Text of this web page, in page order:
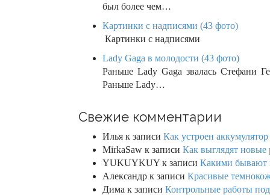
был более чем…
Картинки с надписями (43 фото)
Картинки с надписями
Lady Gaga в молодости (43 фото)
Раньше Lady Gaga звалась Стефани
Раньше Lady…
Свежие комментарии
Илья к записи Как устроен
MirkaSaw к записи Как выглядят новые
YUKUYKUY к записи Какими бывают
Александр к записи Красивые
Дима к записи Контрольные работы